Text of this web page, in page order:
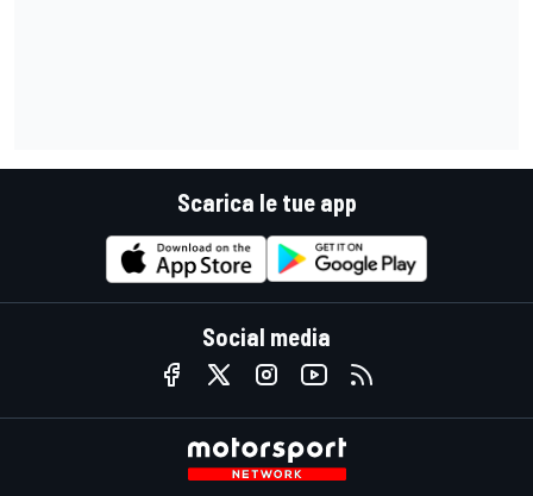
Scarica le tue app
Social media